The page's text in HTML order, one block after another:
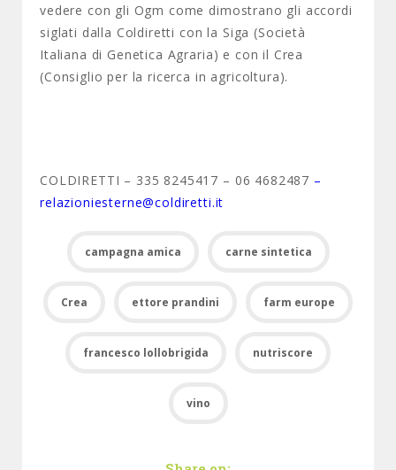
vedere con gli Ogm come dimostrano gli accordi
siglati dalla Coldiretti con la Siga (Società
Italiana di Genetica Agraria) e con il Crea
(Consiglio per la ricerca in agricoltura).
COLDIRETTI – 335 8245417 – 06 4682487 –
relazioniesterne@coldiretti.it
campagna amica carne sintetica
Crea ettore prandini farm europe
francesco lollobrigida nutriscore
vino